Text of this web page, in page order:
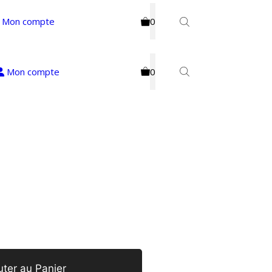
Mon compte 0
Mon compte 0
au Panier